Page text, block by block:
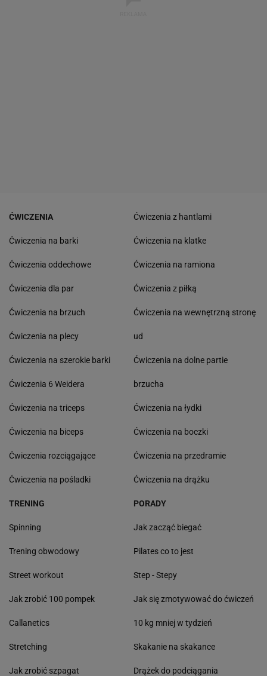
ĆWICZENIA
Ćwiczenia na barki
Ćwiczenia oddechowe
Ćwiczenia dla par
Ćwiczenia na brzuch
Ćwiczenia na plecy
Ćwiczenia na szerokie barki
Ćwiczenia 6 Weidera
Ćwiczenia na triceps
Ćwiczenia na biceps
Ćwiczenia rozciągające
Ćwiczenia na pośladki
Ćwiczenia z hantlami
Ćwiczenia na klatke
Ćwiczenia na ramiona
Ćwiczenia z piłką
Ćwiczenia na wewnętrzną stronę
ud
Ćwiczenia na dolne partie
brzucha
Ćwiczenia na łydki
Ćwiczenia na boczki
Ćwiczenia na przedramie
Ćwiczenia na drążku
TRENING
Spinning
Trening obwodowy
Street workout
Jak zrobić 100 pompek
Callanetics
Stretching
Jak zrobić szpagat
PORADY
Jak zacząć biegać
Pilates co to jest
Step - Stepy
Jak się zmotywować do ćwiczeń
10 kg mniej w tydzień
Skakanie na skakance
Drążek do podciągania